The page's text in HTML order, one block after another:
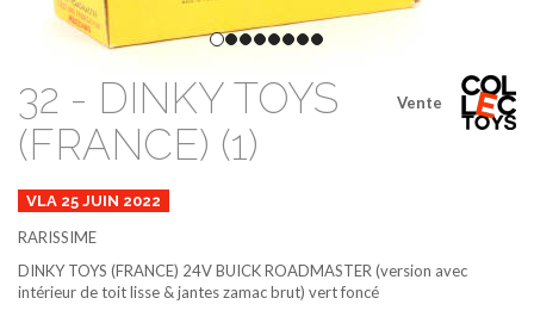
Vente
32 - DINKY TOYS
(FRANCE) (1)
VLA 25 JUIN 2022
RARISSIME
DINKY TOYS (FRANCE) 24VBUICK ROADMASTER (version avec
intérieur de toit lisse & jantes zamac brut) vert foncé